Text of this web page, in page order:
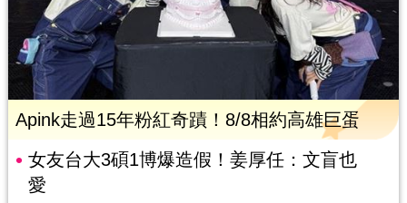
Apink走過15年粉紅奇蹟！8/8相約高雄巨蛋
女友台大3碩1博爆造假！姜厚任：文盲也
愛